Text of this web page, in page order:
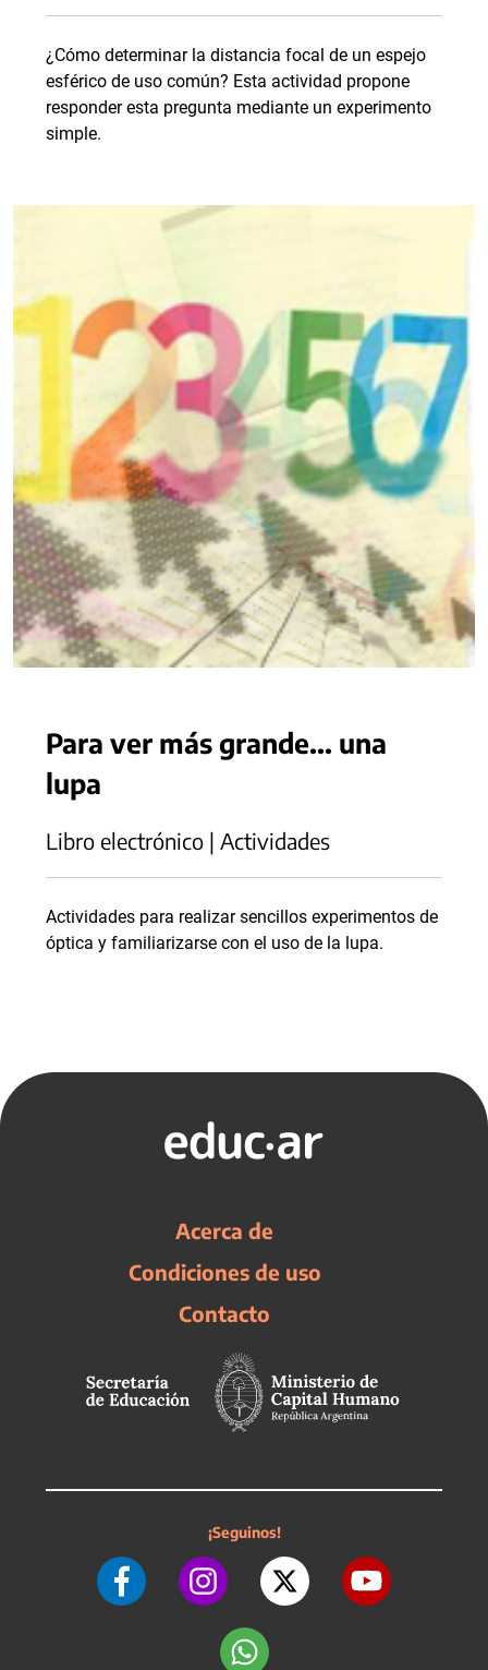
¿Cómo determinar la distancia focal de un espejo
esférico de uso común? Esta actividad propone
responder esta pregunta mediante un experimento
simple.
Para ver más grande... una
lupa
Libro electrónico | Actividades
Actividades para realizar sencillos experimentos de
óptica y familiarizarse con el uso de la lupa.
Acerca de
Condiciones de uso
Contacto
¡Seguinos!